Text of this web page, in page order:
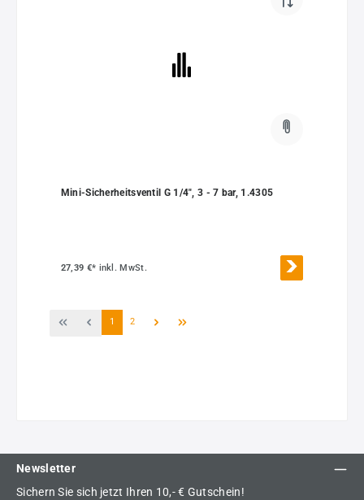
Mini-Sicherheitsventil G 1/4", 3 - 7 bar, 1.4305
27,39 €* inkl. MwSt.
Seite
1 Seite
2
Newsletter
Sichern Sie sich jetzt Ihren 10,- € Gutschein!